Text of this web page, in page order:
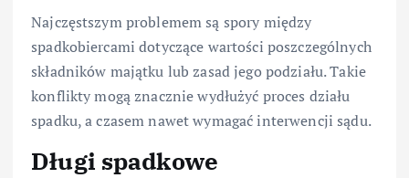
Najczęstszym problemem są spory między
spadkobiercami dotyczące wartości poszczególnych
składników majątku lub zasad jego podziału. Takie
konflikty mogą znacznie wydłużyć proces działu
spadku, a czasem nawet wymagać interwencji sądu.
Długi spadkowe